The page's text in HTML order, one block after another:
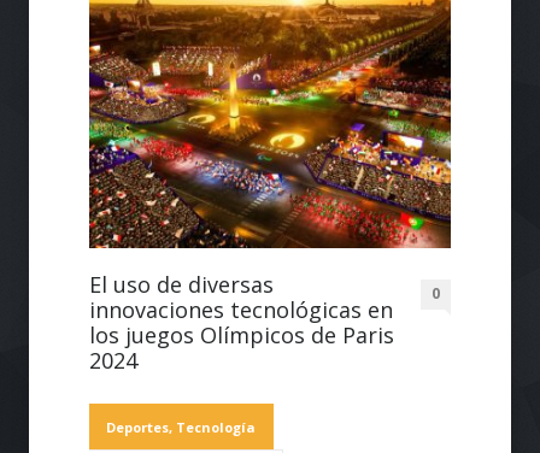
El uso de diversas
innovaciones tecnológicas en
los juegos Olímpicos de Paris
2024
0
Deportes, Tecnología